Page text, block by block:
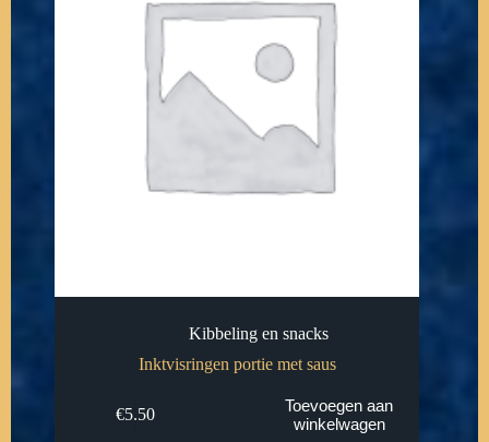
Kibbeling en snacks
Inktvisringen portie met saus
€5.50
Toevoegen aan
winkelwagen